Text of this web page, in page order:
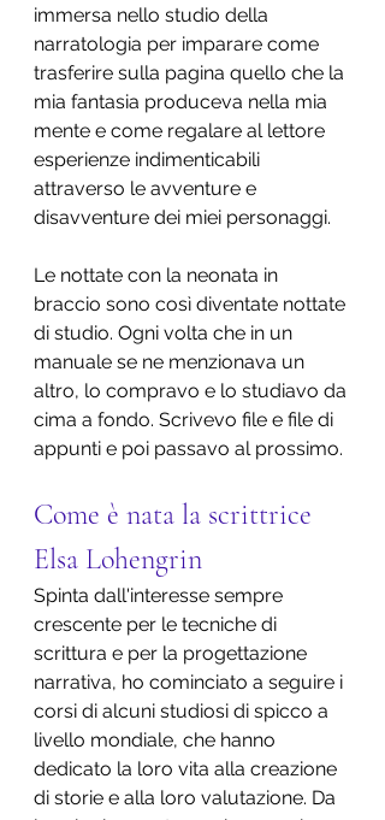
immersa nello studio della
narratologia per imparare come
trasferire sulla pagina quello che la
mia fantasia produceva nella mia
mente e come regalare al lettore
esperienze indimenticabili
attraverso le avventure e
disavventure dei miei personaggi.
Le nottate con la neonata in
braccio sono così diventate nottate
di studio. Ogni volta che in un
manuale se ne menzionava un
altro, lo compravo e lo studiavo da
cima a fondo. Scrivevo file e file di
appunti e poi passavo al prossimo.
Come è nata la scrittrice
Elsa Lohengrin
Spinta dall'interesse sempre
crescente per le tecniche di
scrittura e per la progettazione
narrativa, ho cominciato a seguire i
corsi di alcuni studiosi di spicco a
livello mondiale, che hanno
dedicato la loro vita alla creazione
di storie e alla loro valutazione. Da